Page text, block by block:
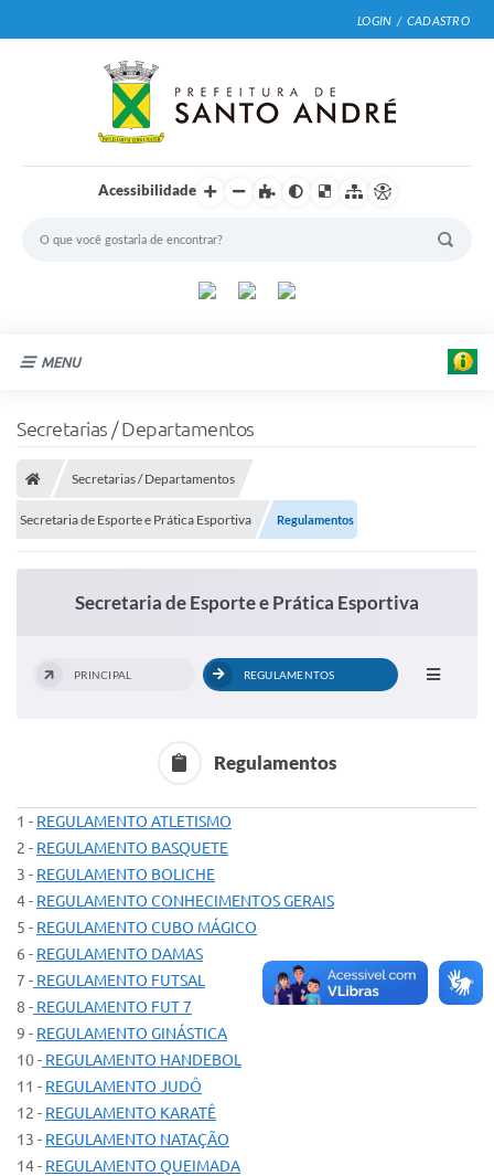
LOGIN / CADASTRO
Acessibilidade
MENU
Contas Públicas
Declaração de Rendimentos
Editais
FAQ - Perguntas Frequentes
Iluminação Pública
IPTU 2025
Legislação
Lista de Comorbidades
Secretarias / Departamentos
Secretarias / Departamentos
Secretaria de Esporte e Prática Esportiva Regulamentos
Secretaria de Esporte e Prática Esportiva
PRINCIPAL REGULAMENTOS
Regulamentos
1 - REGULAMENTO ATLETISMO
2 - REGULAMENTO BASQUETE
3 - REGULAMENTO BOLICHE
4 - REGULAMENTO CONHECIMENTOS GERAIS
5 - REGULAMENTO CUBO MÁGICO
6 - REGULAMENTO DAMAS
7 - REGULAMENTO FUTSAL
8 - REGULAMENTO FUT 7
9 - REGULAMENTO GINÁSTICA
10 - REGULAMENTO HANDEBOL
11 - REGULAMENTO JUDÔ
12 - REGULAMENTO KARATÊ
13 - REGULAMENTO NATAÇÃO
14 - REGULAMENTO QUEIMADA